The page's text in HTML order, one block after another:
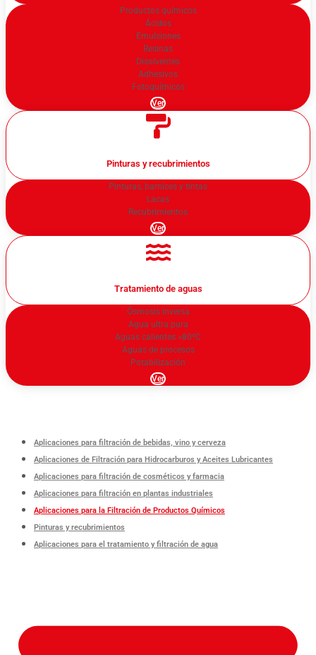
Productos químicos
Ácidos
Emulsiones
Resinas
Disolventes
Adhesivos
Fotoquímicos
Ver
Pinturas y recubrimientos
Pinturas, barnices y tintas
Lacas
Recubrimientos
Ver
Tratamiento de aguas
Ósmosis inversa
Agua ultra pura
Aguas calientes >80ºC
Aguas de procesos
Potabilización
Ver
Aplicaciones para filtración de bebidas, vino y cerveza
Aplicaciones de Filtración para Hidrocarburos y Aceites Lubricantes
Aplicaciones para filtración de cosméticos y farmacia
Aplicaciones para filtración en plantas industriales
Aplicaciones para la Filtración de Productos Químicos
Pinturas y recubrimientos
Aplicaciones para el tratamiento y filtración de agua